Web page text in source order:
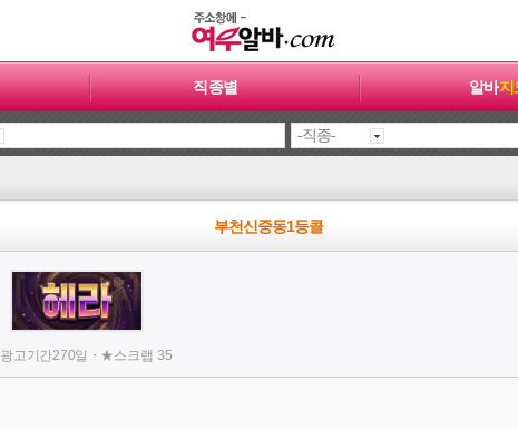
직종별 알바지
부천신중동1등콜
광고기간270일 · ★스크랩 35